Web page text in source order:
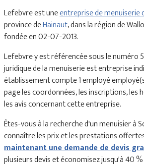
Lefebvre est uneentreprise de menuiserie
province deHainaut, dans la région de
fondée en 02-07-2013.
Lefebvre y est référencée sous le numéro
juridique de la menuiserie est entreprise
établissement compte 1 employé
page les coordonnées, les inscriptions, les
les avis concernant cette entreprise.
Êtes-vous à la recherche d'un menuisier à
connaître les prix et les prestations
maintenant une demande de devis
plusieurs devis et économisez jusqu'à 40 %